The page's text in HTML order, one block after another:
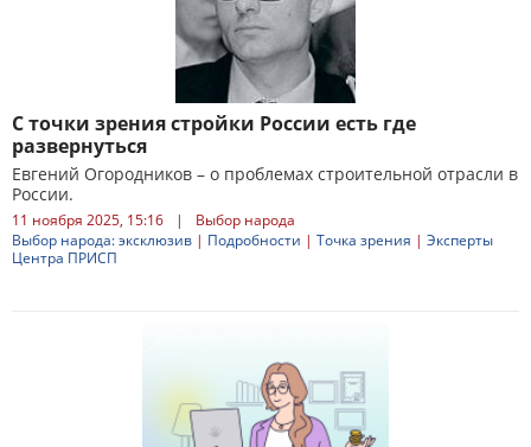
С точки зрения стройки России есть где
развернуться
Евгений Огородников – о проблемах строительной отрасли в
России.
11 ноября 2025, 15:16 |
Выбор народа
Выбор народа: эксклюзив | Подробности | Точка зрения | Эксперты
Центра ПРИСП